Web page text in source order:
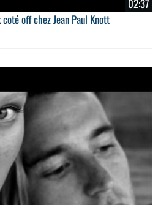
02:37
coté off chez Jean Paul Knott